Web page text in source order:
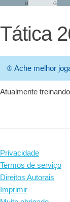
G
H
Tática
♔ Ache melhor
Atualmente
Privacidade
Termos de serviço
Direitos Autorais
Imprimir